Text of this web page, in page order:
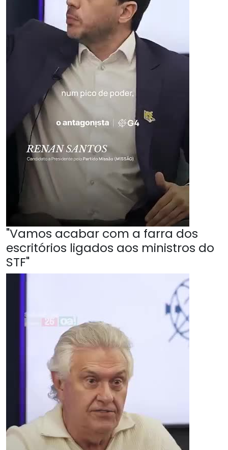
"Vamos acabar com a farra dos
escritórios ligados aos ministros do
STF"